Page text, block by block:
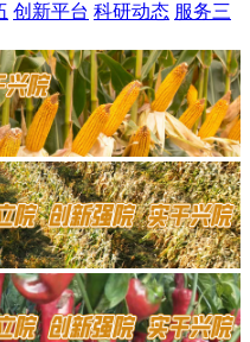
创新平台 科研动态 服务三